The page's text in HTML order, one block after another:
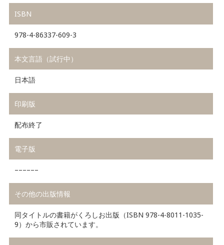
ISBN
978-4-86337-609-3
本文言語（試行中）
日本語
印刷版
配布終了
電子版
––––––
その他の出版情報
同タイトルの書籍がくろしお出版（ISBN 978-4-8011-1035-
9）から市販されています。